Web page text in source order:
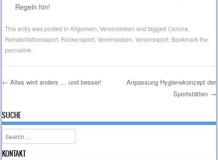
Regeln hin!
This entry was posted inAllgemein ,Vereinsleben and taggedCorona
Rehabilitationssport Rückensport ,Vereinsleben ,Vereinssport . Bookmark the
permalink
← Alles wird anders … und besser!
Anpassung Hygienekonzept der
Sportstätten →
SUCHE
Search
KONTAKT